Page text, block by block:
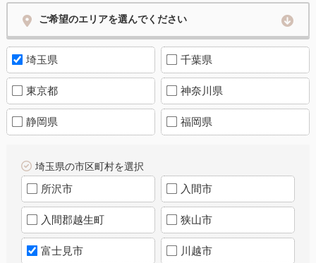
ご希望のエリアを選んでください
埼玉県 千葉県
東京都 神奈川県
静岡県 福岡県
埼玉県の市区町村を選択
所沢市 入間市
入間郡越生町 狭山市
富士見市 川越市